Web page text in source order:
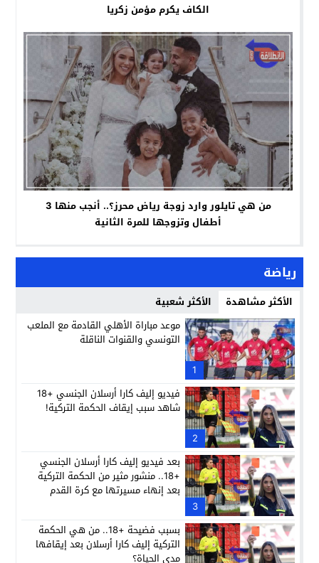
الكاف يكرم مؤمن زكريا
من هي تايلور وارد زوجة رياض محرز؟.. أنجب منها 3
أطفال وتزوجها للمرة الثانية
رياضة
الأكثر مشاهدة الأكثر شعبية
1
موعد مباراة الأهلي القادمة مع الملعب
التونسي والقنوات الناقلة
2
فيديو إليف كارا أرسلان الجنسي +18
شاهد سبب إيقاف الحكمة التركية!
3
بعد فيديو إليف كارا أرسلان الجنسي
+18.. منشور مثير من الحكمة التركية
بعد إنهاء مسيرتها مع كرة القدم
بسبب فضيحة +18.. من هي الحكمة
التركية إليف كارا أرسلان بعد إيقافها
مدى الحياة؟